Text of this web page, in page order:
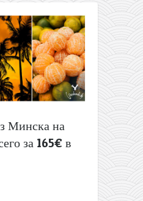
Минска на
за 165€ в